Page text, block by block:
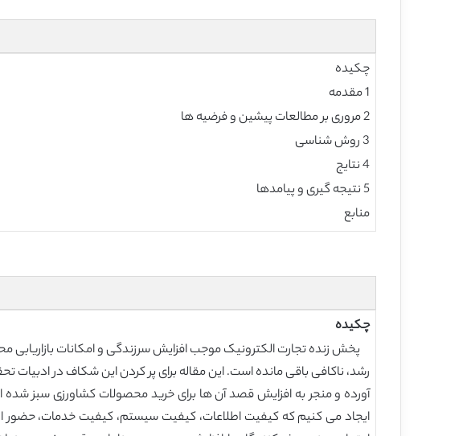
چکیده
1 مقدمه
2 مروری بر مطالعات پیشین و فرضیه ها
3 روش شناسی
4 نتایج
5 نتیجه گیری و پیامدها
منابع
چکیده
پخش زنده تجارت الکترونیک موجب افزایش سرزندگی و امکانات
رشد، ناکافی باقی مانده است. این مقاله برای پر کردن این شکاف در
آورده و منجر به افزایش قصد آن ها برای خرید محصولات کشاورزی سبز
ایجاد می کنیم که کیفیت اطلاعات، کیفیت سیستم، کیفیت خدمات، حضور